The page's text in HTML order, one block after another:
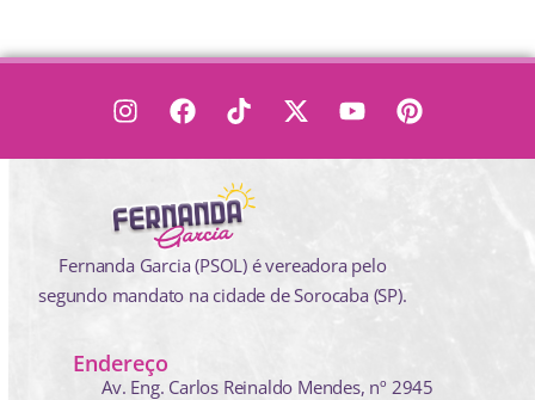
Fernanda Garcia (PSOL) é vereadora pelo
segundo mandato na cidade de Sorocaba (SP).
Endereço
Av. Eng. Carlos Reinaldo Mendes, nº 2945